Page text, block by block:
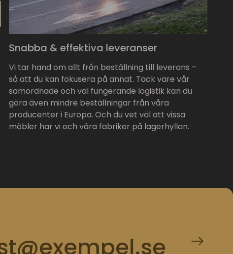
Snabba & effektiva leveranser
Vi tar hand om allt från beställning till leverans –
så att du kan fokusera på annat. Tack vare vår
samordnade och väl fungerande logistik kan du
göra även mindre beställningar från våra
producenter i Europa. Och du vet väl att vissa
möbler har vi och våra fabriker på lagerhyllan.